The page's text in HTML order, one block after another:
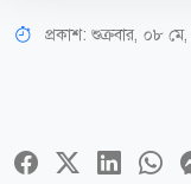
প্রকাশ: শুক্রবার, ০৮